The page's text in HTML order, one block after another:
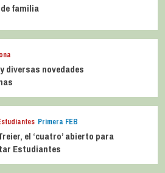
familia
diversas novedades
Primera FEB
el ‘cuatro’ abierto para
Estudiantes